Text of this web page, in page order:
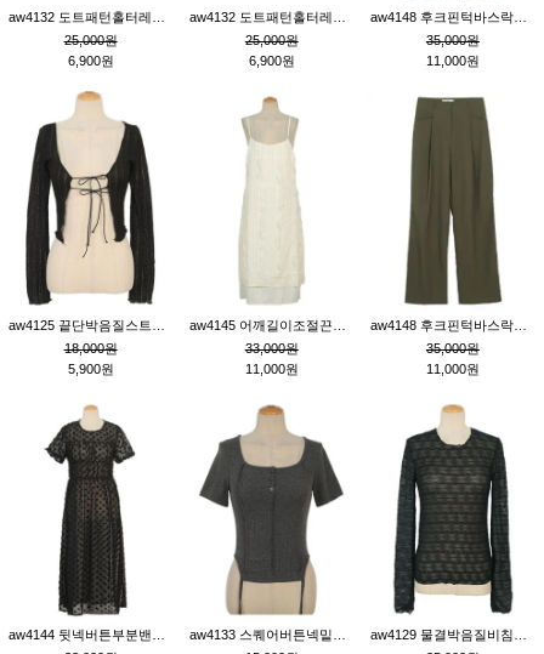
25,000원
6,900원
25,000원
6,900원
35,000원
11,000원
18,000원
5,900원
33,000원
11,000원
35,000원
11,000원